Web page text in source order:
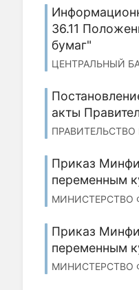
36.11
бумаг"
ЦЕНТРАЛЬНЫЙ
акты
ПРАВИТЕЛЬСТВО
Приказ
переменным
МИНИСТЕРСТВО
Приказ
переменным
МИНИСТЕРСТВО